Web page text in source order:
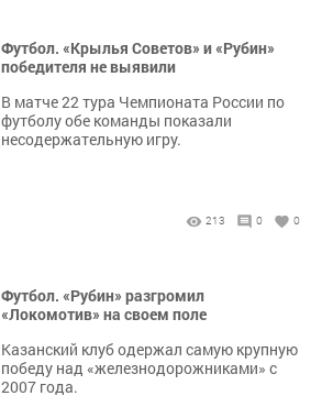
Футбол. «Крылья Советов» и «Рубин»
победителя не выявили
В матче 22 тура Чемпионата России по
футболу обе команды показали
несодержательную игру.
213 0 0
Футбол. «Рубин» разгромил
«Локомотив» на своем поле
Казанский клуб одержал самую крупную
победу над «железнодорожниками» с
2007 года.